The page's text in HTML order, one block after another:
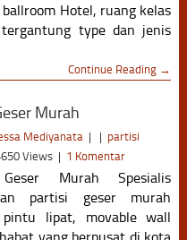
Hotel, ruang kelas
type dan jenis
Continue Reading →
Murah
Mediyanata | | partisi
Views | 1 Komentar
Murah Spesialis
partisi geser murah
lipat, movable wall